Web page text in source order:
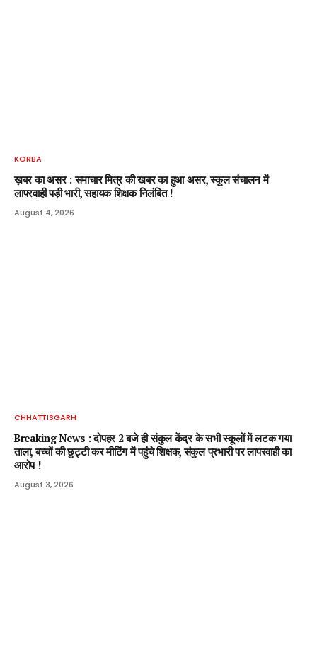
KORBA
ख़बर का असर : समाचार मित्र की खबर का हुआ असर, स्कूल संचालन में
लापरवाही पड़ी भारी, सहायक शिक्षक निलंबित !
August 4, 2026
CHHATTISGARH
Breaking News : दोपहर 2 बजे ही संकुल केंद्र के सभी स्कूलों में लटक गया
ताला, बच्चों की छुट्टी कर मीटिंग में पहुंचे शिक्षक, संकुल प्रभारी पर लापरवाही का
आरोप !
August 3, 2026